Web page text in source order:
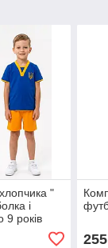
"
і
9 років
255